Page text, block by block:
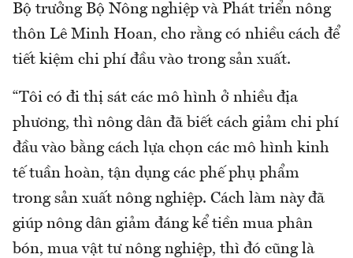
Bộ trưởng Bộ Nông nghiệp và Phát triển nông
thôn Lê Minh Hoan, cho rằng có nhiều cách để
tiết kiệm chi phí đầu vào trong sản xuất.
“Tôi có đi thị sát các mô hình ở nhiều địa
phương, thì nông dân đã biết cách giảm chi phí
đầu vào bằng cách lựa chọn các mô hình kinh
tế tuần hoàn, tận dụng các phế phụ phẩm
trong sản xuất nông nghiệp. Cách làm này đã
giúp nông dân giảm đáng kể tiền mua phân
bón, mua vật tư nông nghiệp, thì đó cũng là